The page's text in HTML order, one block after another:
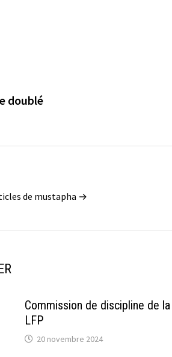
:
doublé
de mustapha →
Commission de discipline de la
LFP
20 novembre 2024